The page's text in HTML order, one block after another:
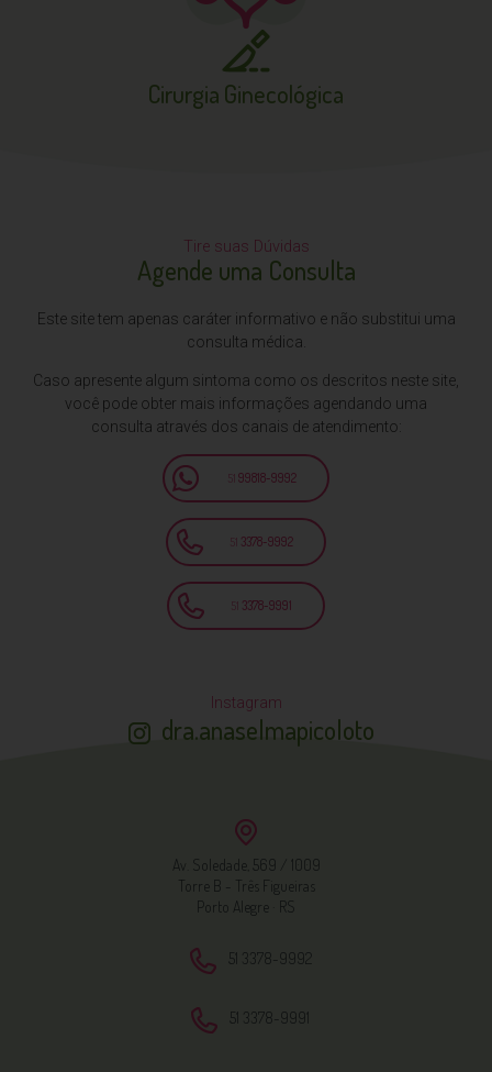
Cirurgia Ginecológica
Tire suas Dúvidas
Agende uma Consulta
Este site tem apenas caráter informativo e não substitui uma
consulta médica.
Caso apresente algum sintoma como os descritos neste site,
você pode obter mais informações agendando uma
consulta através dos canais de atendimento:
51 99818-9992
51 3378-9992
51 3378-9991
Instagram
dra.anaselmapicoloto
Av. Soledade, 569 / 1009
Torre B - Três Figueiras
Porto Alegre · RS
51 3378-9992
51 3378-9991